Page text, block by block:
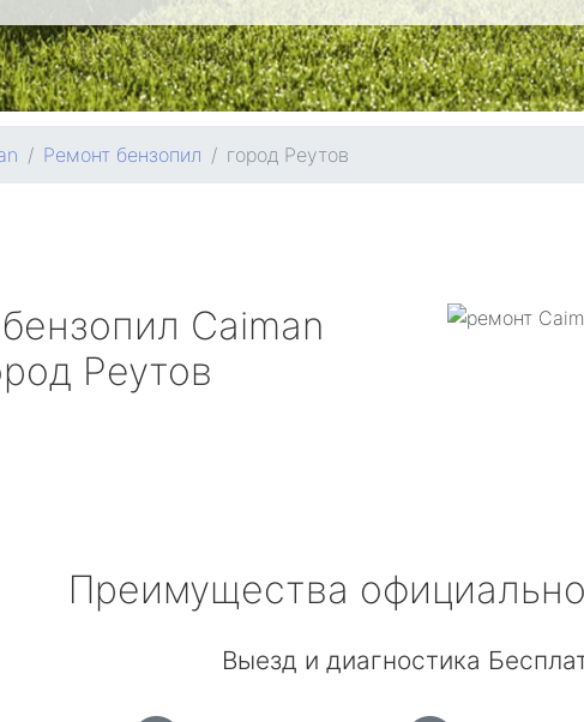
Ремонт бензопил город Реутов
Caiman
Реутов
Преимущества
Выезд и диагностика